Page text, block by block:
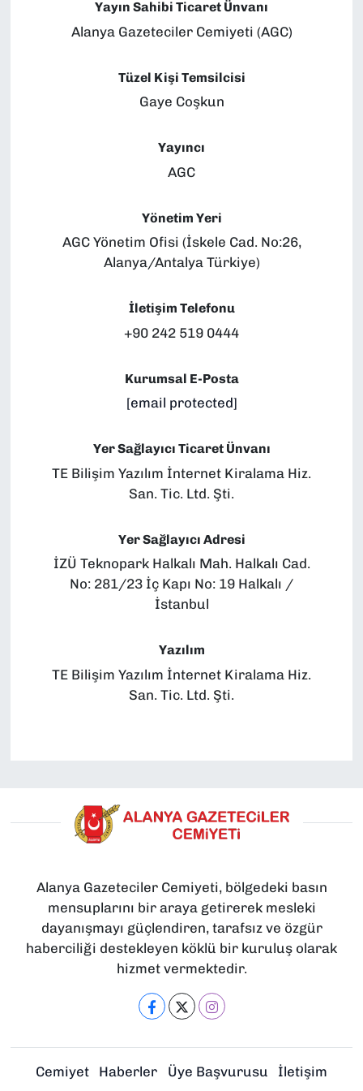
Yayın Sahibi Ticaret Ünvanı
Alanya Gazeteciler Cemiyeti (AGC)
Tüzel Kişi Temsilcisi
Gaye Coşkun
Yayıncı
AGC
Yönetim Yeri
AGC Yönetim Ofisi (İskele Cad. No:26,
Alanya/Antalya Türkiye)
İletişim Telefonu
+90 242 519 0444
Kurumsal E-Posta
[email protected]
Yer Sağlayıcı Ticaret Ünvanı
TE Bilişim Yazılım İnternet Kiralama Hiz.
San. Tic. Ltd. Şti.
Yer Sağlayıcı Adresi
İZÜ Teknopark Halkalı Mah. Halkalı Cad.
No: 281/23 İç Kapı No: 19 Halkalı /
İstanbul
Yazılım
TE Bilişim Yazılım İnternet Kiralama Hiz.
San. Tic. Ltd. Şti.
Alanya Gazeteciler Cemiyeti, bölgedeki basın
mensuplarını bir araya getirerek mesleki
dayanışmayı güçlendiren, tarafsız ve özgür
haberciliği destekleyen köklü bir kuruluş olarak
hizmet vermektedir.
Cemiyet Haberler Üye Başvurusu İletişim